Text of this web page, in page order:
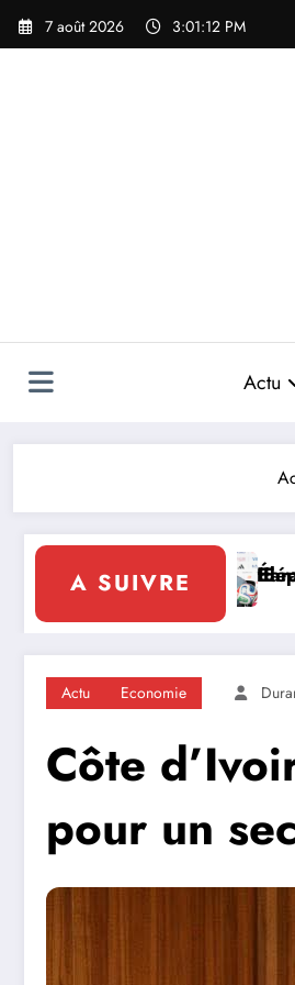
Aller
7 août 2026 3:01:13 PM
Actu
A SUIVRE
solidaire de la Côte
la page Emerse Faé
Actu Economie
Côte
pour un